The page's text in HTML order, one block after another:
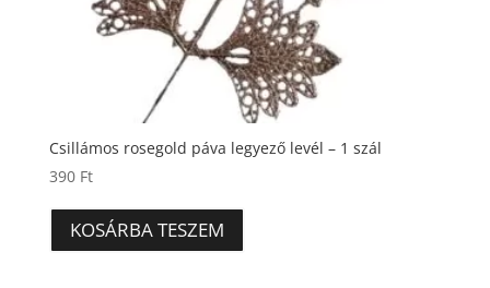
Csillámos rosegold páva legyező levél – 1 szál
390 Ft
KOSÁRBA TESZEM